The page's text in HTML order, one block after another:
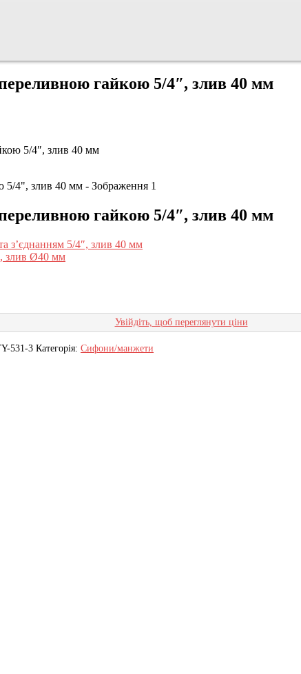
гайкою 5/4″, злив 40 мм
5/4″, злив 40 мм
гайкою 5/4″, злив 40 мм
з’єднанням 5/4″, злив 40 мм
злив Ø40 мм
Увійдіть, щоб переглянути ціни
531-3 Категорія: Сифони/манжети